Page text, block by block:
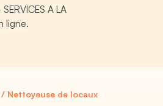
A LA
ligne.
Nettoyeuse de locaux